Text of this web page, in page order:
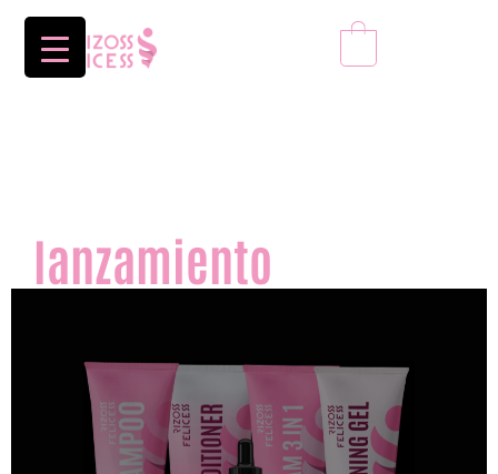
lanzamiento